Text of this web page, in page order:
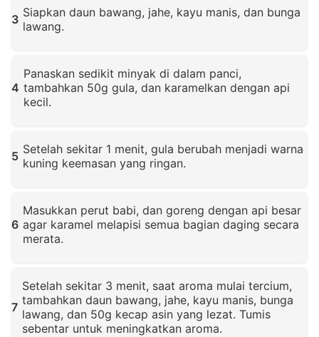
3 Siapkan daun bawang, jahe, kayu manis, dan bunga
lawang.
4
Panaskan sedikit minyak di dalam panci,
tambahkan 50g gula, dan karamelkan dengan api
kecil.
5 Setelah sekitar 1 menit, gula berubah menjadi warna
kuning keemasan yang ringan.
6
Masukkan perut babi, dan goreng dengan api besar
agar karamel melapisi semua bagian daging secara
merata.
7
Setelah sekitar 3 menit, saat aroma mulai tercium,
tambahkan daun bawang, jahe, kayu manis, bunga
lawang, dan 50g kecap asin yang lezat. Tumis
sebentar untuk meningkatkan aroma.